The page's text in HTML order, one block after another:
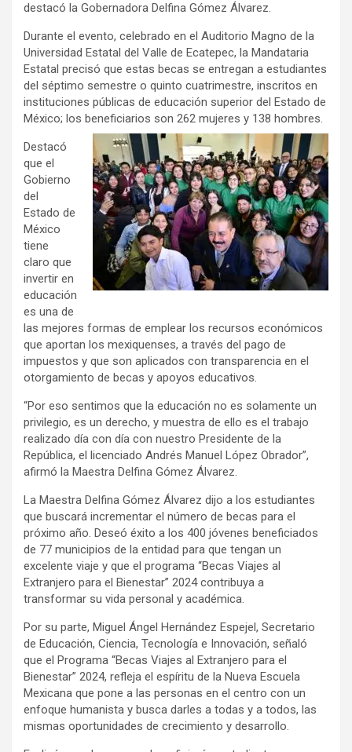
destacó la Gobernadora Delfina Gómez Álvarez.
Durante el evento, celebrado en el Auditorio Magno de la
Universidad Estatal del Valle de Ecatepec, la Mandataria
Estatal precisó que estas becas se entregan a estudiantes
del séptimo semestre o quinto cuatrimestre, inscritos en
instituciones públicas de educación superior del Estado de
México; los beneficiarios son 262 mujeres y 138 hombres.
Destacó
que el
Gobierno
del
Estado de
México
tiene
claro que
invertir en
educación
es una de
las mejores formas de emplear los recursos económicos
que aportan los mexiquenses, a través del pago de
impuestos y que son aplicados con transparencia en el
otorgamiento de becas y apoyos educativos.
“Por eso sentimos que la educación no es solamente un
privilegio, es un derecho, y muestra de ello es el trabajo
realizado día con día con nuestro Presidente de la
República, el licenciado Andrés Manuel López Obrador”,
afirmó la Maestra Delfina Gómez Álvarez.
La Maestra Delfina Gómez Álvarez dijo a los estudiantes
que buscará incrementar el número de becas para el
próximo año. Deseó éxito a los 400 jóvenes beneficiados
de 77 municipios de la entidad para que tengan un
excelente viaje y que el programa “Becas Viajes al
Extranjero para el Bienestar” 2024 contribuya a
transformar su vida personal y académica.
Por su parte, Miguel Ángel Hernández Espejel, Secretario
de Educación, Ciencia, Tecnología e Innovación, señaló
que el Programa “Becas Viajes al Extranjero para el
Bienestar” 2024, refleja el espíritu de la Nueva Escuela
Mexicana que pone a las personas en el centro con un
enfoque humanista y busca darles a todas y a todos, las
mismas oportunidades de crecimiento y desarrollo.